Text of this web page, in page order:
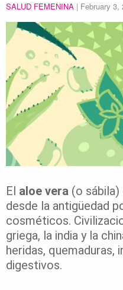
SALUD FEMENINA | February 3,
El aloe vera (o sábila)
desde la antigüedad
cosméticos.
griega, la india y la
heridas,
digestivos.